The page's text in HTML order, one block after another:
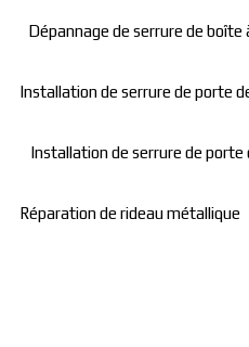
Dépannage de serrure de boîte
Installation de serrure de porte
Installation de serrure de porte
Réparation de rideau métallique